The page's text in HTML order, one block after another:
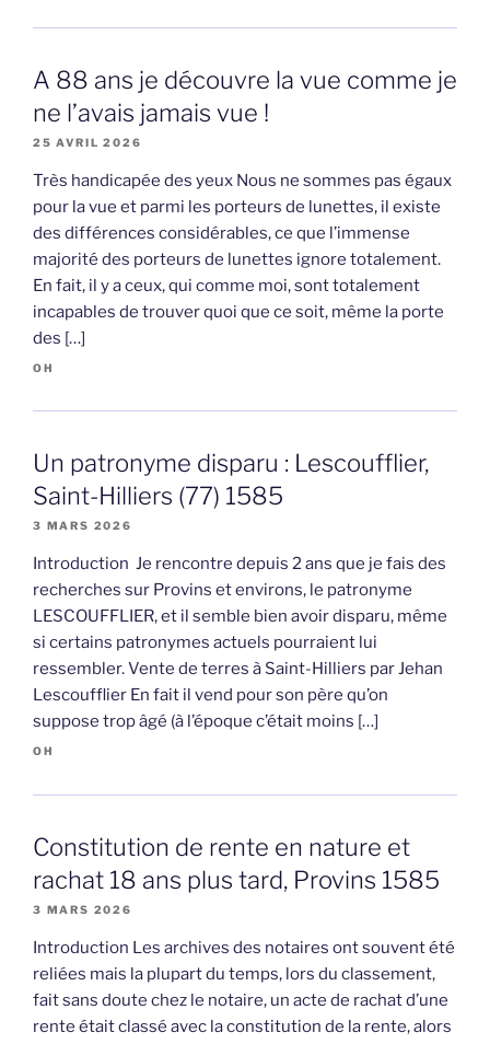
A 88 ans je découvre la vue comme je
ne l’avais jamais vue !
25 AVRIL 2026
Très handicapée des yeux Nous ne sommes pas égaux
pour la vue et parmi les porteurs de lunettes, il existe
des différences considérables, ce que l’immense
majorité des porteurs de lunettes ignore totalement.
En fait, il y a ceux, qui comme moi, sont totalement
incapables de trouver quoi que ce soit, même la porte
des […]
OH
Un patronyme disparu : Lescoufflier,
Saint-Hilliers (77) 1585
3 MARS 2026
Introduction Je rencontre depuis 2 ans que je fais des
recherches sur Provins et environs, le patronyme
LESCOUFFLIER, et il semble bien avoir disparu, même
si certains patronymes actuels pourraient lui
ressembler. Vente de terres à Saint-Hilliers par Jehan
Lescoufflier En fait il vend pour son père qu’on
suppose trop âgé (à l’époque c’était moins […]
OH
Constitution de rente en nature et
rachat 18 ans plus tard, Provins 1585
3 MARS 2026
Introduction Les archives des notaires ont souvent été
reliées mais la plupart du temps, lors du classement,
fait sans doute chez le notaire, un acte de rachat d’une
rente était classé avec la constitution de la rente, alors